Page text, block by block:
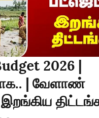
2026 |
| வேளாண்
இறங்கிய